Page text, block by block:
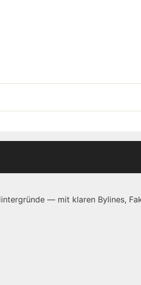
— mit klaren Bylines,